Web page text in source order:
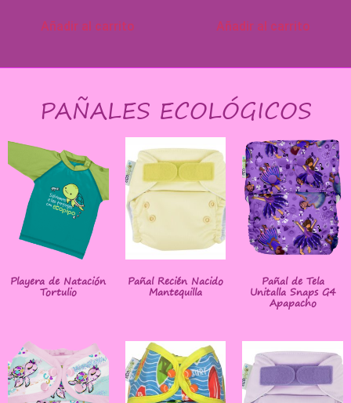
Añadir al carrito Añadir al carrito
PAÑALES ECOLÓGICOS
Playera de Natación
Tortulio
Pañal Recién Nacido
Mantequilla
Pañal de Tela
Unitalla Snaps G4
Apapacho